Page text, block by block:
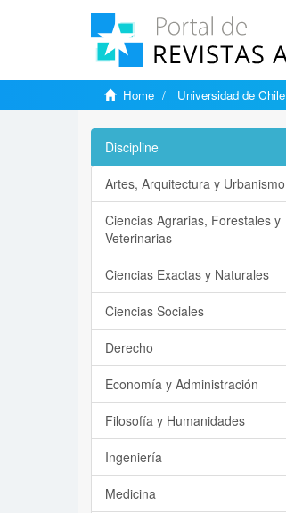
Home Universidad de Chile
Discipline
Artes, Arquitectura y Urbanismo
Ciencias Agrarias, Forestales y
Veterinarias
Ciencias Exactas y Naturales
Ciencias Sociales
Derecho
Economía y Administración
Filosofía y Humanidades
Ingeniería
Medicina